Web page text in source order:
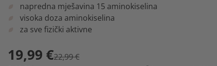
napredna mješavina 15 aminokiselina
visoka doza aminokiselina
za sve fizički aktivne
19,99 €22,99 €